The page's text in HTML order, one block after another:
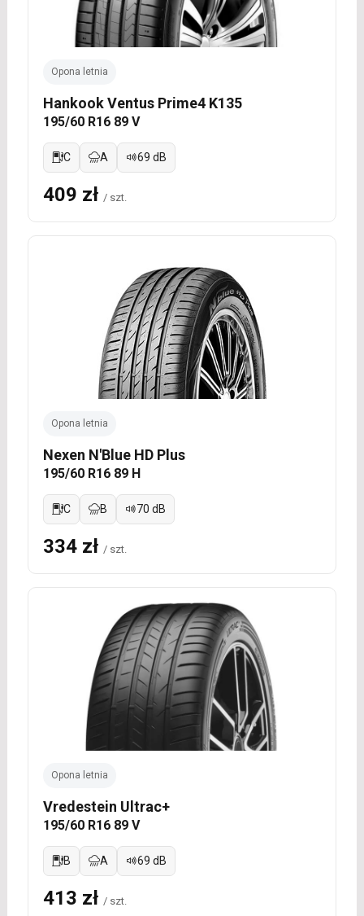
Opona letnia
Hankook Ventus Prime4 K135
195/60 R16 89 V
C A 69 dB
409 zł / szt.
Opona letnia
Nexen N'Blue HD Plus
195/60 R16 89 H
C B 70 dB
334 zł / szt.
Opona letnia
Vredestein Ultrac+
195/60 R16 89 V
B A 69 dB
413 zł / szt.